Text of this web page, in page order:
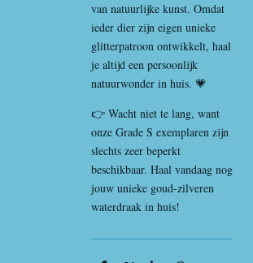
van natuurlijke kunst. Omdat
ieder dier zijn eigen unieke
glitterpatroon ontwikkelt, haal
je altijd een persoonlijk
natuurwonder in huis. 💗
👉 Wacht niet te lang, want
onze Grade S exemplaren zijn
slechts zeer beperkt
beschikbaar. Haal vandaag nog
jouw unieke goud-zilveren
waterdraak in huis!